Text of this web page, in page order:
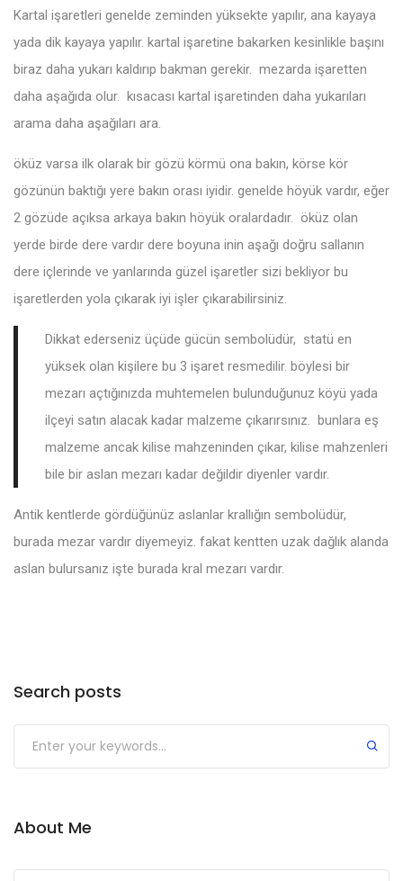
Kartal işaretleri genelde zeminden yüksekte yapılır, ana kayaya
yada dik kayaya yapılır. kartal işaretine bakarken kesinlikle başını
biraz daha yukarı kaldırıp bakman gerekir. mezarda işaretten
daha aşağıda olur. kısacası kartal işaretinden daha yukarıları
arama daha aşağıları ara.
öküz varsa ilk olarak bir gözü körmü ona bakın, körse kör
gözünün baktığı yere bakın orası iyidir. genelde höyük vardır, eğer
2 gözüde açıksa arkaya bakın höyük oralardadır. öküz olan
yerde birde dere vardır dere boyuna inin aşağı doğru sallanın
dere içlerinde ve yanlarında güzel işaretler sizi bekliyor bu
işaretlerden yola çıkarak iyi işler çıkarabilirsiniz.
Dikkat ederseniz üçüde gücün sembolüdür, statü en
yüksek olan kişilere bu 3 işaret resmedilir. böylesi bir
mezarı açtığınızda muhtemelen bulunduğunuz köyü yada
ilçeyi satın alacak kadar malzeme çıkarırsınız. bunlara eş
malzeme ancak kilise mahzeninden çıkar, kilise mahzenleri
bile bir aslan mezarı kadar değildir diyenler vardır.
Antik kentlerde gördüğünüz aslanlar krallığın sembolüdür,
burada mezar vardır diyemeyiz. fakat kentten uzak dağlık alanda
aslan bulursanız işte burada kral mezarı vardır.
Search posts
About Me